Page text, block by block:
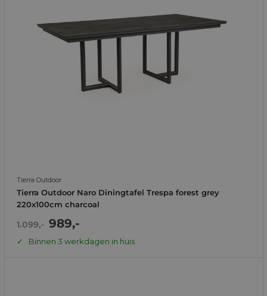
Tierra Outdoor
Tierra Outdoor Naro Diningtafel Trespa forest grey
220x100cm charcoal
Normale
1.099,- Actie
989,-
Binnen 3 werkdagen in huis